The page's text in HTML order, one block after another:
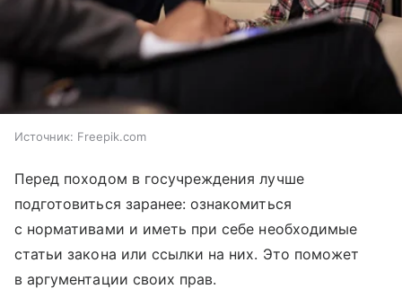
Источник: Freepik.com
Перед походом в госучреждения лучше
подготовиться заранее: ознакомиться
с нормативами и иметь при себе необходимые
статьи закона или ссылки на них. Это поможет
в аргументации своих прав.